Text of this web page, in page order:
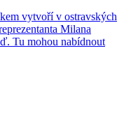
vytvoří v ostravských
Milana
Tu mohou nabídnout